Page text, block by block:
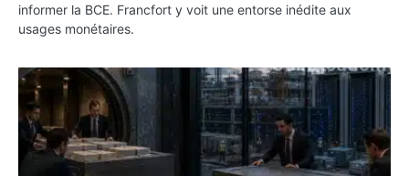
informer la BCE. Francfort y voit une entorse inédite aux
usages monétaires.
Jane Street négocie le transfert de 11 milliards de